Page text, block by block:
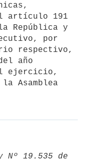
artículo 191
República y
por
respectivo,
año
ejercicio,
Asamblea
Nº 19.535 de